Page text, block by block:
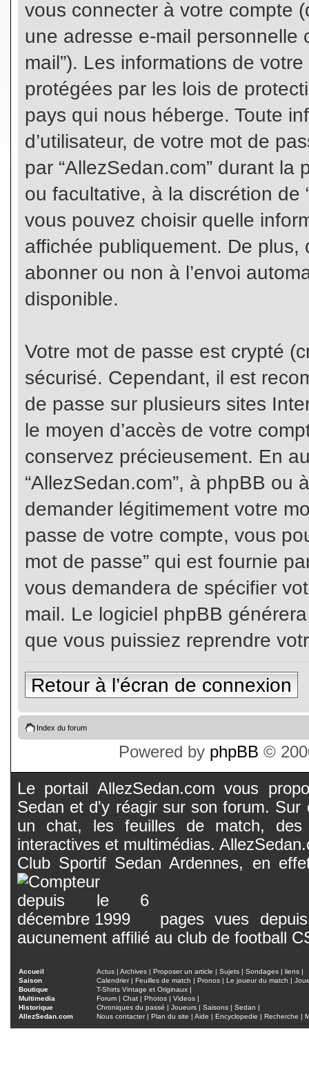
vous connecter à votre compte
une adresse e-mail personnelle
mail”). Les informations de
protégées par les lois de
pays qui nous héberge. Toute
d’utilisateur, de votre mot de
par “AllezSedan.com” durant la
ou facultative, à la discrétion de
vous pouvez choisir quelle
affichée publiquement. De plus,
abonner ou non à l’envoi
disponible.
Votre mot de passe est crypté
sécurisé. Cependant, il est
de passe sur plusieurs sites
le moyen d’accès de votre
conservez précieusement. En
“AllezSedan.com”, à phpBB ou
demander légitimement votre
passe de votre compte, vous
mot de passe” qui est fournie
vous demandera de spécifier
mail. Le logiciel phpBB
que vous puissiez reprendre
Retour à l’écran de connexion
Index du forum
Powered by phpBB ©
Le portail AllezSedan.com vous
Sedan et d'y réagir sur son forum.
un chat, les feuilles de match, des
interactives et multimédias.
Club Sportif Sedan Ardennes, en
pages vues
aucunement affilié au club de football
Accueil Actus | Archives | Proposer un article | Sujets | Sondages | liens |
Saison
Calendrier| Feuilles de match | Pronos | Le joueur du match |
Boutique
T-Shirts Vintage et Originaux |
Multimedia
Forum | Chat | Photos | Videos |
Historique
Chroniques du passé | Joueurs | Saisons | Sedan |
AllezSedan.com
Nous contacter| Plan du site | Aide | Encyclopedie | Recherche |